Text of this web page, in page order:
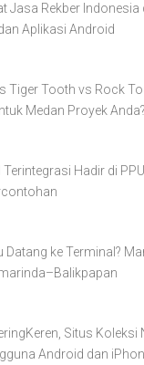
Jasa Rekber Indonesia
Aplikasi Android
Tiger Tooth vs Rock
Medan Proyek Anda?
Hadir di
ke Terminal?
Situs Koleksi
Android dan